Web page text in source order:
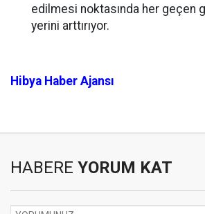
edilmesi noktasında her geçen
yerini arttırıyor.
Hibya Haber Ajansı
HABERE YORUM KAT